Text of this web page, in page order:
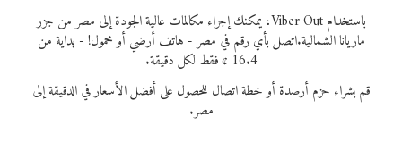
باستخدام Viber Out، يمكنك إجراء مكالمات عالية الجودة إلى مصر من جزر
ماريانا الشمالية.اتصل بأي رقم في مصر - هاتف أرضي أو محمول! - بداية من
16.4 ¢ فقط لكل دقيقة.
قم بشراء حزم أرصدة أو خطة اتصال للحصول على أفضل الأسعار في الدقيقة إلى
مصر.